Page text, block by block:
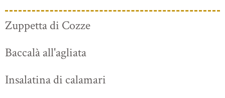
Zuppetta di Cozze
Baccalà all'agliata
Insalatina di calamari